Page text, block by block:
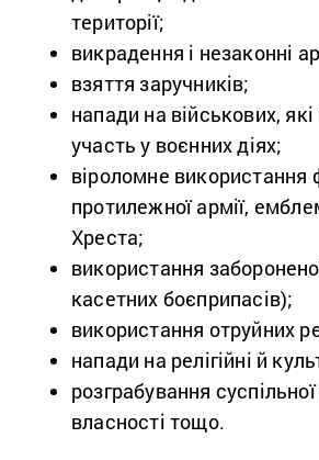
території;
викрадення і незаконні
взяття заручників;
напади на військових,
участь у воєнних діях;
віроломне використання
протилежної армії,
Хреста;
використання
касетних боєприпасів);
використання отруйних
напади на релігійні й
розграбування
власності тощо.